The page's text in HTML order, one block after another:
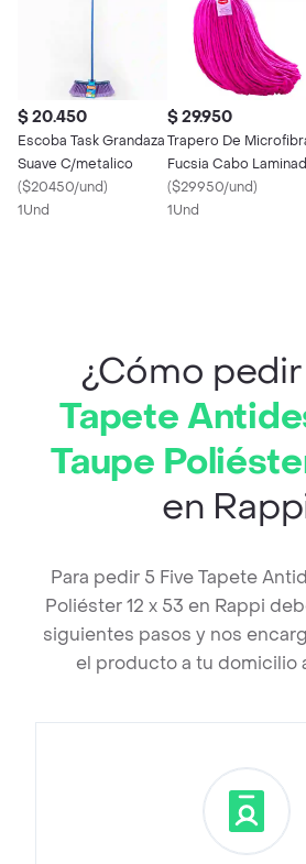
$ 20.450
Escoba Task Grandaza
Suave C/metalico
($20450/und)
1Und
$ 29.950
Trapero De
Fucsia Cabo
($29950/und)
1Und
¿Cómo pedir
Tapete
Taupe
en
Para pedir 5 Five Tapete
Poliéster 12 x 53 en Rappi
siguientes pasos y nos
el producto a tu domicilio